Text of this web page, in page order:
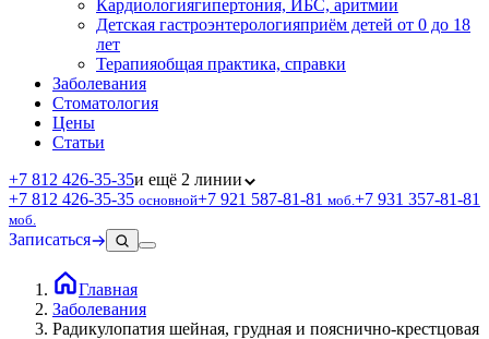
Кардиологиягипертония, ИБС, аритмии
Детская гастроэнтерологияприём детей от 0 до 18
лет
Терапияобщая практика, справки
Заболевания
Стоматология
Цены
Статьи
+7 812 426‑35‑35и ещё 2 линии
+7 812 426‑35‑35 основной+7 921 587‑81‑81 моб. +7 931 357‑81‑81
моб.
Записаться
Главная
Заболевания
Радикулопатия шейная, грудная и пояснично-крестцовая